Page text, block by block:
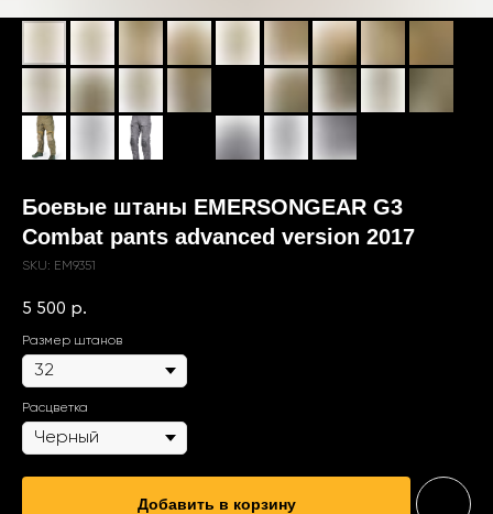
Боевые штаны EMERSONGEAR G3
Combat pants advanced version 2017
SKU: EM9351
5 500 р.
Размер штанов
Расцветка
Добавить в корзину